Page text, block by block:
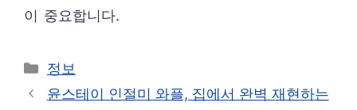
이 중요합니다.
카
테
정보
윤스테이 인절미 와플, 집에서 완벽 재현하는